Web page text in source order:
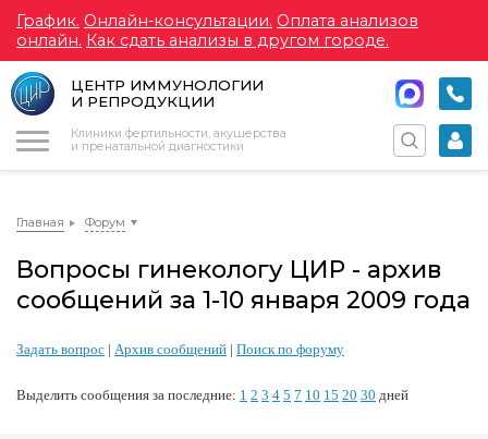
График. Онлайн-консультации. Оплата анализов
онлайн. Как сдать анализы в другом городе.
ЦЕНТР ИММУНОЛОГИИ
И РЕПРОДУКЦИИ
Клиники фертильности, акушерства
и пренатальной диагностики
Главная Форум
Вопросы гинекологу ЦИР - архив
сообщений за 1-10 января 2009 года
Задать вопрос | Архив сообщений | Поиск по форуму
Выделить сообщения за последние: 1 2 3 4 5 7 10 15 20 30 дней